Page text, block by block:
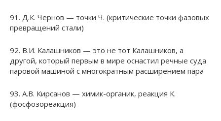
91. Д.К. Чернов — точки Ч. (критические точки фазовых
превращений стали)
92. В.И. Калашников — это не тот Калашников, а
другой, который первым в мире оснастил речные суда
паровой машиной с многократным расширением пара
93. А.В. Кирсанов — химик-органик, реакция К.
(фосфозореакция)